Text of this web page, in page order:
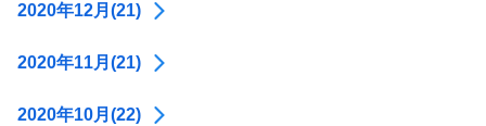
2020年12月(21)
2020年11月(21)
2020年10月(22)